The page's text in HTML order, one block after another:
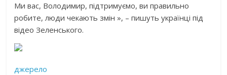
Ми вас, Володимир, підтримуємо, ви правильно
робите, люди чекають змін », – пишуть українці під
відео Зеленського.
джерело